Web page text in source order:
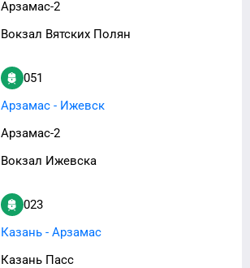
Арзамас-2
Вокзал Вятских Полян
051
Арзамас - Ижевск
Арзамас-2
Вокзал Ижевска
023
Казань - Арзамас
Казань Пасс